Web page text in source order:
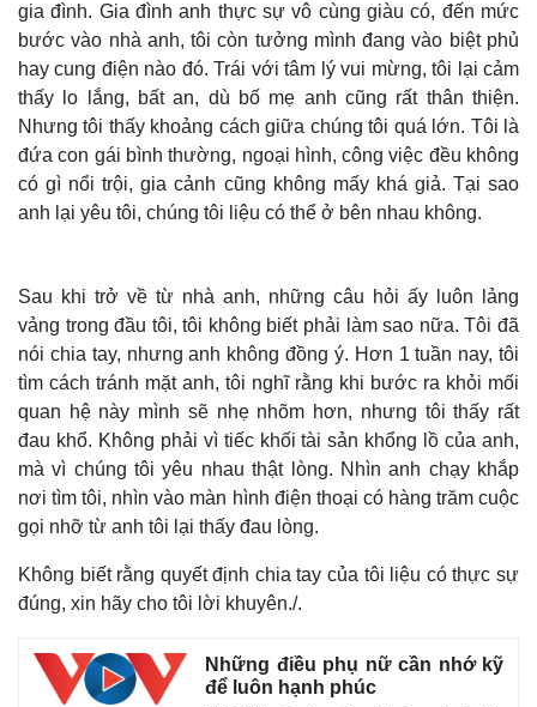
Kinh tế
Bất động sản
gia đình. Gia đình anh thực sự vô cùng giàu có, đến mức
bước vào nhà anh, tôi còn tưởng mình đang vào biệt phủ
hay cung điện nào đó. Trái với tâm lý vui mừng, tôi lại cảm
thấy lo lắng, bất an, dù bố mẹ anh cũng rất thân thiện.
Nhưng tôi thấy khoảng cách giữa chúng tôi quá lớn. Tôi là
đứa con gái bình thường, ngoại hình, công việc đều không
có gì nổi trội, gia cảnh cũng không mấy khá giả. Tại sao
anh lại yêu tôi, chúng tôi liệu có thể ở bên nhau không.
Sau khi trở về từ nhà anh, những câu hỏi ấy luôn lảng
vảng trong đầu tôi, tôi không biết phải làm sao nữa. Tôi đã
nói chia tay, nhưng anh không đồng ý. Hơn 1 tuần nay, tôi
tìm cách tránh mặt anh, tôi nghĩ rằng khi bước ra khỏi mối
quan hệ này mình sẽ nhẹ nhõm hơn, nhưng tôi thấy rất
đau khổ. Không phải vì tiếc khối tài sản khổng lồ của anh,
mà vì chúng tôi yêu nhau thật lòng. Nhìn anh chạy khắp
nơi tìm tôi, nhìn vào màn hình điện thoại có hàng trăm cuộc
gọi nhỡ từ anh tôi lại thấy đau lòng.
Không biết rằng quyết định chia tay của tôi liệu có thực sự
đúng, xin hãy cho tôi lời khuyên./.
Những điều phụ nữ cần nhớ kỹ
để luôn hạnh phúc